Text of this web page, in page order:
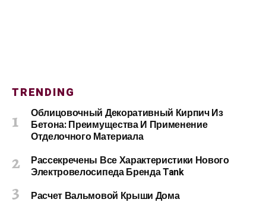
TRENDING
Облицовочный Декоративный Кирпич Из
Бетона: Преимущества И Применение
Отделочного Материала
Рассекречены Все Характеристики Нового
Электровелосипеда Бренда Tank
Расчет Вальмовой Крыши Дома